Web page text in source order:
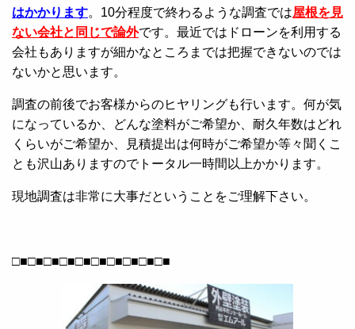
はかかります。10分程度で終わるような調査では屋根を見
ない会社と同じで論外です。最近ではドローンを利用する
会社もありますが細かなところまでは把握できないのでは
ないかと思います。
調査の前後でお客様からのヒヤリングも行います。何が気
になっているか、どんな塗料がご希望か、耐久年数はどれ
くらいがご希望か、見積提出は何時がご希望か等々聞くこ
とも沢山ありますのでトータル一時間以上かかります。
現地調査は非常に大事だということをご理解下さい。
□■□■□■□■□■□■□■□■□■□■